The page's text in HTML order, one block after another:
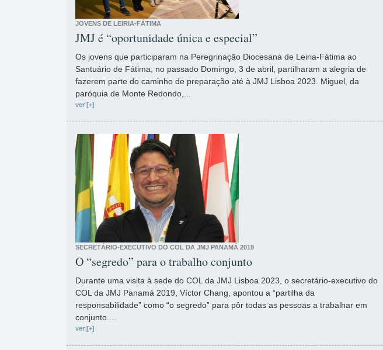
JOVENS DE LEIRIA-FÁTIMA
JMJ é “oportunidade única e especial”
Os jovens que participaram na Peregrinação Diocesana de Leiria-Fátima ao
Santuário de Fátima, no passado Domingo, 3 de abril, partilharam a alegria de
fazerem parte do caminho de preparação até à JMJ Lisboa 2023. Miguel, da
paróquia de Monte Redondo,...
ver [+]
SECRETÁRIO-EXECUTIVO DO COL DA JMJ PANAMÁ 2019
O “segredo” para o trabalho conjunto
Durante uma visita à sede do COL da JMJ Lisboa 2023, o secretário-executivo do
COL da JMJ Panamá 2019, Víctor Chang, apontou a “partilha da
responsabilidade” como “o segredo” para pôr todas as pessoas a trabalhar em
conjunto....
ver [+]